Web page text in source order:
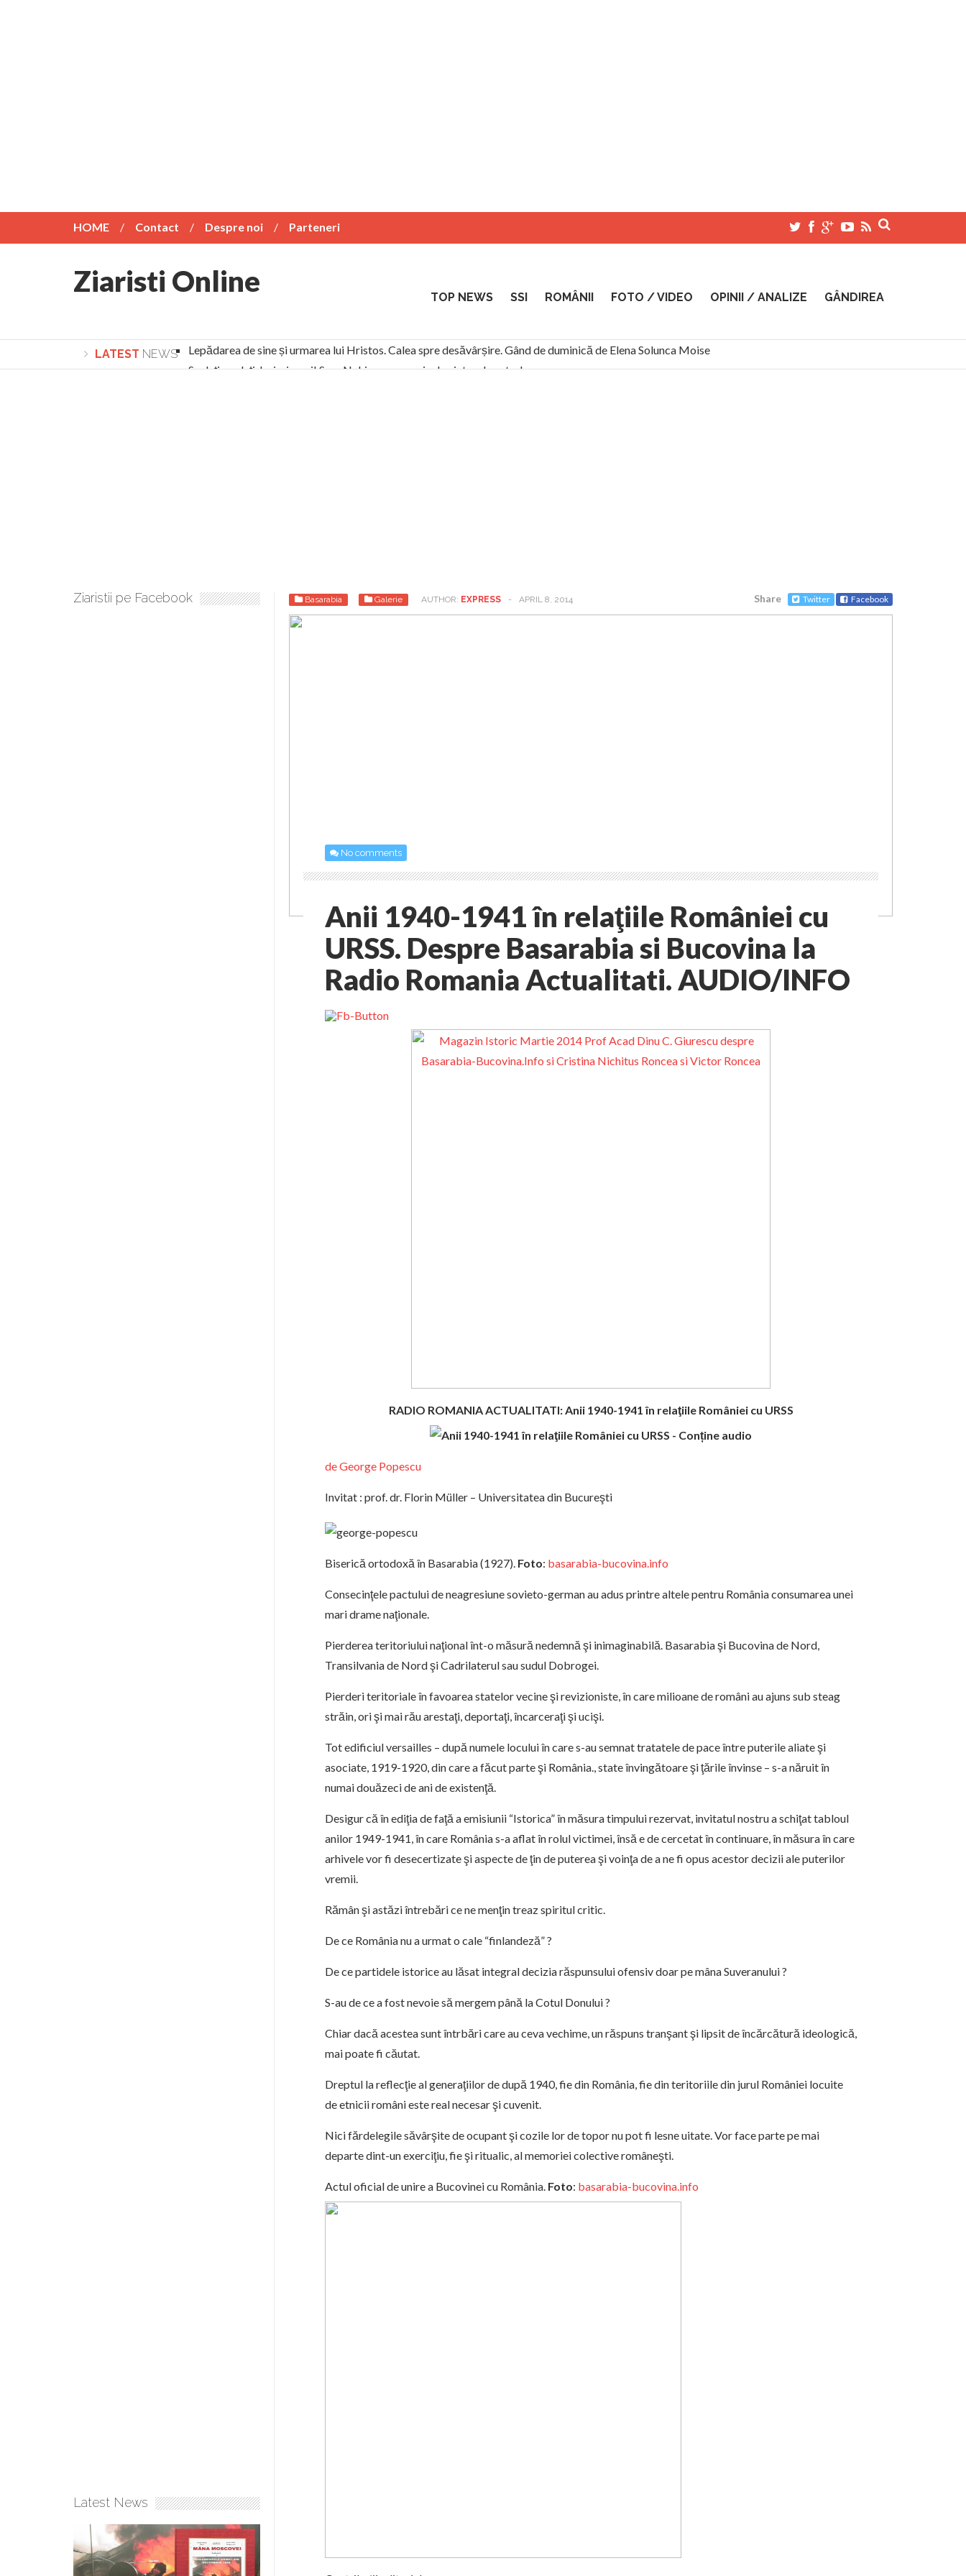
HOME Contact Despre noi Parteneri
Ziaristi Online TOP NEWS SSI ROMÂNII FOTO / VIDEO OPINII / ANALIZE GÂNDIREA
LATEST NEWS
Lepădarea de sine și urmarea lui Hristos. Calea spre desăvârșire. Gând de duminică de Elena Solunca Moise
Sculați, sculați, boieri mari! Sara Nukina are nevoie de ajutorul nostru!
Basarabia Galerie AUTHOR: EXPRESS - APRIL 8, 2014 Share Twitter Facebook
No comments
Anii 1940-1941 în relaţiile României cu
URSS. Despre Basarabia si Bucovina la
Radio Romania Actualitati. AUDIO/INFO
RADIO ROMANIA ACTUALITATI: Anii 1940-1941 în relaţiile României cu URSS
de George Popescu
Invitat : prof. dr. Florin Müller – Universitatea din Bucureşti
Biserică ortodoxă în Basarabia (1927). Foto: basarabia-bucovina.info
Consecinţele pactului de neagresiune sovieto-german au adus printre altele pentru România consumarea unei
mari drame naţionale.
Pierderea teritoriului naţional înt-o măsură nedemnă şi inimaginabilă. Basarabia şi Bucovina de Nord,
Transilvania de Nord şi Cadrilaterul sau sudul Dobrogei.
Pierderi teritoriale în favoarea statelor vecine şi revizioniste, în care milioane de români au ajuns sub steag
străin, ori şi mai rău arestaţi, deportaţi, încarceraţi şi ucişi.
Tot edificiul versailles – după numele locului în care s-au semnat tratatele de pace între puterile aliate şi
asociate, 1919-1920, din care a făcut parte şi România., state învingătoare şi ţările învinse – s-a năruit în
numai douăzeci de ani de existenţă.
Desigur că în ediţia de faţă a emisiunii “Istorica” în măsura timpului rezervat, invitatul nostru a schiţat tabloul
anilor 1949-1941, în care România s-a aflat în rolul victimei, însă e de cercetat în continuare, în măsura în care
arhivele vor fi desecertizate şi aspecte de ţin de puterea şi voinţa de a ne fi opus acestor decizii ale puterilor
vremii.
Rămân şi astăzi întrebări ce ne menţin treaz spiritul critic.
De ce România nu a urmat o cale “finlandeză” ?
De ce partidele istorice au lăsat integral decizia răspunsului ofensiv doar pe mâna Suveranului ?
S-au de ce a fost nevoie să mergem până la Cotul Donului ?
Chiar dacă acestea sunt întrbări care au ceva vechime, un răspuns tranşant şi lipsit de încărcătură ideologică,
mai poate fi căutat.
Dreptul la reflecţie al generaţiilor de după 1940, fie din România, fie din teritoriile din jurul României locuite
de etnicii români este real necesar şi cuvenit.
Nici fărdelegile săvârşite de ocupant şi cozile lor de topor nu pot fi lesne uitate. Vor face parte pe mai
departe dint-un exerciţiu, fie şi ritualic, al memoriei colective româneşti.
Actul oficial de unire a Bucovinei cu România. Foto: basarabia-bucovina.info
Ziaristii pe Facebook
Latest News